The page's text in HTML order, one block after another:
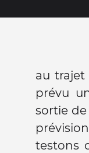
au trajet
prévu
sortie
testons